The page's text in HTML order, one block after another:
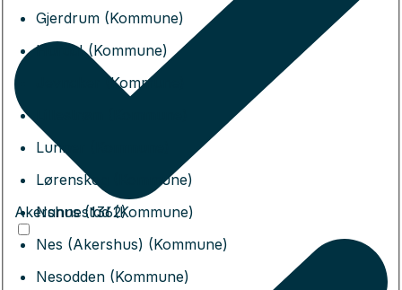
Gjerdrum (Kommune)
Hurdal (Kommune)
Jevnaker (Kommune)
Lunner (Kommune)
Lørenskog (Kommune)
Nannestad (Kommune)
Nes (Akershus) (Kommune)
Nesodden (Kommune)
Akershus (1362)